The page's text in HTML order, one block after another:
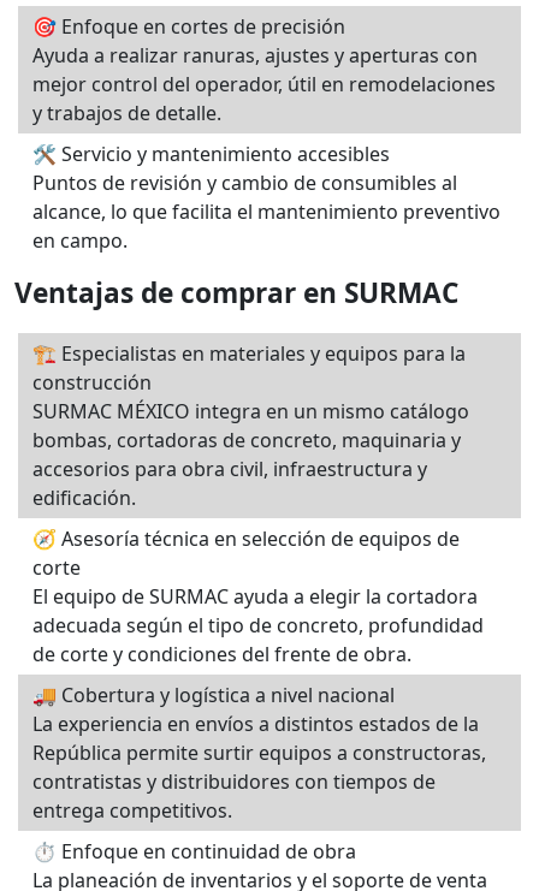
🎯 Enfoque en cortes de precisión
Ayuda a realizar ranuras, ajustes y aperturas con
mejor control del operador, útil en remodelaciones
y trabajos de detalle.
🛠️ Servicio y mantenimiento accesibles
Puntos de revisión y cambio de consumibles al
alcance, lo que facilita el mantenimiento preventivo
en campo.
Ventajas de comprar en SURMAC
🏗️ Especialistas en materiales y equipos para la
construcción
SURMAC MÉXICO integra en un mismo catálogo
bombas, cortadoras de concreto, maquinaria y
accesorios para obra civil, infraestructura y
edificación.
🧭 Asesoría técnica en selección de equipos de
corte
El equipo de SURMAC ayuda a elegir la cortadora
adecuada según el tipo de concreto, profundidad
de corte y condiciones del frente de obra.
🚚 Cobertura y logística a nivel nacional
La experiencia en envíos a distintos estados de la
República permite surtir equipos a constructoras,
contratistas y distribuidores con tiempos de
entrega competitivos.
⏱️ Enfoque en continuidad de obra
La planeación de inventarios y el soporte de venta